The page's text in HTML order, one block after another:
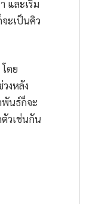
และเริ่ม
ะเป็นคิว
ดย
งหลัง
พันธ์ก็จะ
วเช่นกัน